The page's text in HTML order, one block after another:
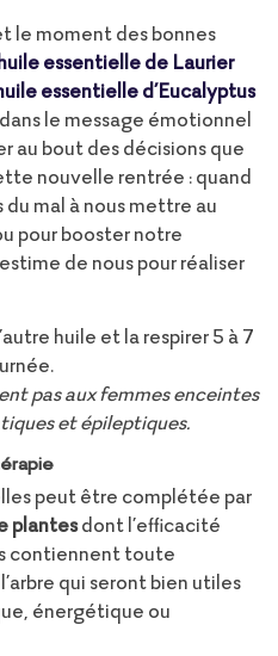
le moment des bonnes
essentielle de Laurier
essentielle d’Eucalyptus
le message émotionnel
au bout des décisions que
nouvelle rentrée : quand
mal à nous mettre au
pour booster notre
de nous pour réaliser
huile et la respirer 5 à 7
pas aux femmes enceintes
et épileptiques.
peut être complétée par
plantesdont l’efficacité
contiennent toute
qui seront bien utiles
énergétique ou